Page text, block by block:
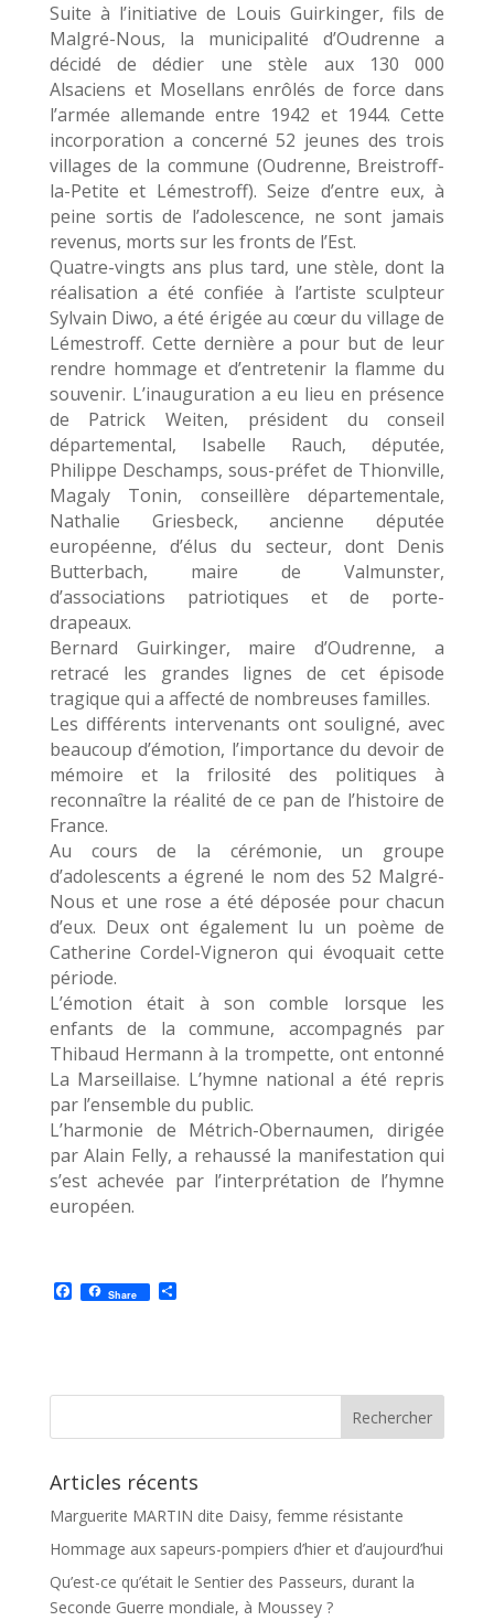
Suite à l’initiative de Louis Guirkinger, fils de
Malgré-Nous, la municipalité d’Oudrenne a
décidé de dédier une stèle aux 130 000
Alsaciens et Mosellans enrôlés de force dans
l’armée allemande entre 1942 et 1944. Cette
incorporation a concerné 52 jeunes des trois
villages de la commune (Oudrenne, Breistroff-
la-Petite et Lémestroff). Seize d’entre eux, à
peine sortis de l’adolescence, ne sont jamais
revenus, morts sur les fronts de l’Est.
Quatre-vingts ans plus tard, une stèle, dont la
réalisation a été confiée à l’artiste sculpteur
Sylvain Diwo, a été érigée au cœur du village de
Lémestroff. Cette dernière a pour but de leur
rendre hommage et d’entretenir la flamme du
souvenir. L’inauguration a eu lieu en présence
de Patrick Weiten, président du conseil
départemental, Isabelle Rauch, députée,
Philippe Deschamps, sous-préfet de Thionville,
Magaly Tonin, conseillère départementale,
Nathalie Griesbeck, ancienne députée
européenne, d’élus du secteur, dont Denis
Butterbach, maire de Valmunster,
d’associations patriotiques et de porte-
drapeaux.
Bernard Guirkinger, maire d’Oudrenne, a
retracé les grandes lignes de cet épisode
tragique qui a affecté de nombreuses familles.
Les différents intervenants ont souligné, avec
beaucoup d’émotion, l’importance du devoir de
mémoire et la frilosité des politiques à
reconnaître la réalité de ce pan de l’histoire de
France.
Au cours de la cérémonie, un groupe
d’adolescents a égrené le nom des 52 Malgré-
Nous et une rose a été déposée pour chacun
d’eux. Deux ont également lu un poème de
Catherine Cordel-Vigneron qui évoquait cette
période.
L’émotion était à son comble lorsque les
enfants de la commune, accompagnés par
Thibaud Hermann à la trompette, ont entonné
La Marseillaise. L’hymne national a été repris
par l’ensemble du public.
L’harmonie de Métrich-Obernaumen, dirigée
par Alain Felly, a rehaussé la manifestation qui
s’est achevée par l’interprétation de l’hymne
européen.
F
a
o
Share P
e
Articles récents
Marguerite MARTIN dite Daisy, femme résistante
Hommage aux sapeurs-pompiers d’hier et d’aujourd’hui
Qu’est-ce qu’était le Sentier des Passeurs, durant la
Seconde Guerre mondiale, à Moussey ?